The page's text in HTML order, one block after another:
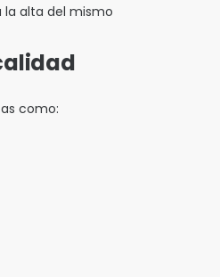
la alta del mismo
como: